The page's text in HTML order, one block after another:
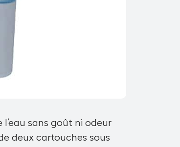
l’eau sans goût ni odeur
deux cartouches sous